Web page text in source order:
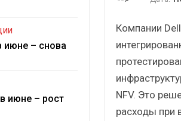
Компании
NFV. Это
расходы при
июне – снова
июне – рост
Краткий статистический